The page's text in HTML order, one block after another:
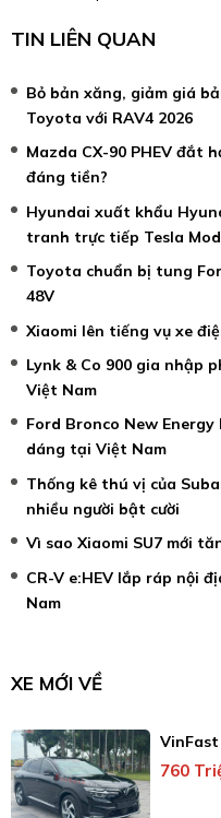
TIN LIÊN QUAN
Bỏ bản xăng, giảm giá
Toyota với RAV4 2026
Mazda CX-90 PHEV đắt
đáng tiền?
Hyundai xuất khẩu
tranh trực tiếp Tesla
Toyota chuẩn bị tung
48V
Xiaomi lên tiếng vụ xe
Lynk & Co 900 gia nhập
Việt Nam
Ford Bronco New
dáng tại Việt Nam
Thống kê thú vị của
nhiều người bật cười
Vì sao Xiaomi SU7 mới
CR-V e:HEV lắp ráp nội
Nam
XE MỚI VỀ
VinFast
760